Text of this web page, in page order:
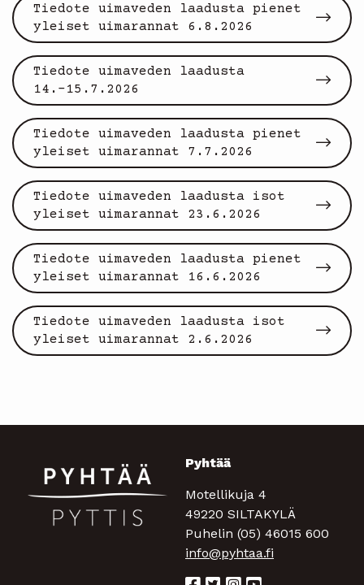
Tiedote uimaveden laadusta pienet
yleiset uimarannat 6.8.2026
Tiedote uimaveden laadusta
14.-15.7.2026
Tiedote uimaveden laadusta pienet
yleiset uimarannat 7.7.2026
Tiedote uimaveden laadusta isot
yleiset uimarannat 23.6.2026
Tiedote uimaveden laadusta pienet
yleiset uimarannat 16.6.2026
Tiedote uimaveden laadusta isot
yleiset uimarannat 2.6.2026
Pyhtää
Motellikuja 4
49220 SILTAKYLÄ
Puhelin (05) 46015 600
info@pyhtaa.fi